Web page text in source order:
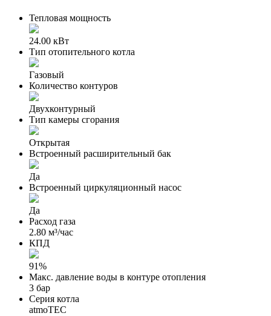
Тепловая мощность
24.00 кВт
Тип отопительного котла
Газовый
Количество контуров
Двухконтурный
Тип камеры сгорания
Открытая
Встроенный расширительный бак
Да
Встроенный циркуляционный насос
Да
Расход газа
2.80 м³/час
КПД
91%
Макс. давление воды в контуре отопления
3 бар
Серия котла
atmoTEC